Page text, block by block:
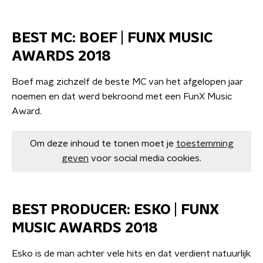
BEST MC: BOEF | FUNX MUSIC
AWARDS 2018
Boef mag zichzelf de beste MC van het afgelopen jaar
noemen en dat werd bekroond met een FunX Music
Award.
Om deze inhoud te tonen moet je toestemming
geven voor social media cookies.
BEST PRODUCER: ESKO | FUNX
MUSIC AWARDS 2018
Esko is de man achter vele hits en dat verdient natuurlijk